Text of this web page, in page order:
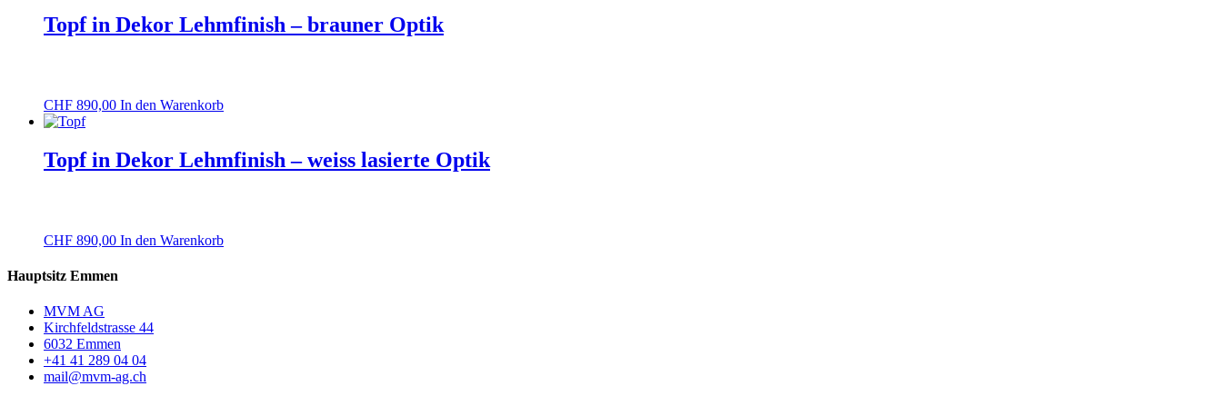
Topf in Dekor Lehmfinish – brauner Optik
CHF 890,00 In den Warenkorb
Topf in Dekor Lehmfinish – weiss lasierte Optik
CHF 890,00 In den Warenkorb
Hauptsitz Emmen
MVM AG
Kirchfeldstrasse 44
6032 Emmen
+41 41 289 04 04
mail@mvm-ag.ch